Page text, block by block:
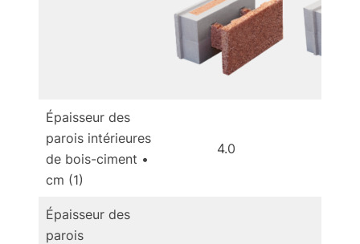
Épaisseur des
parois intérieures
de bois-ciment •
cm (1)
4.0
Épaisseur des
parois